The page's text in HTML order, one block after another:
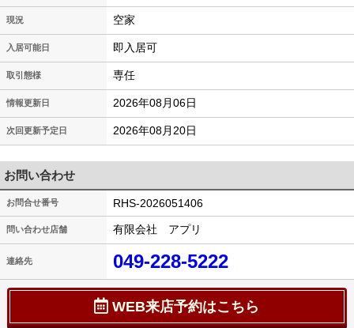
現況 空家
入居可能日 即入居可
取引態様 専任
情報更新日 2026年08月06日
次回更新予定日 2026年08月20日
お問い合わせ
お問合せ番号 RHS-2026051406
問い合わせ店舗 有限会社 アプリ
連絡先 049-228-5222
WEB来店予約はこちら